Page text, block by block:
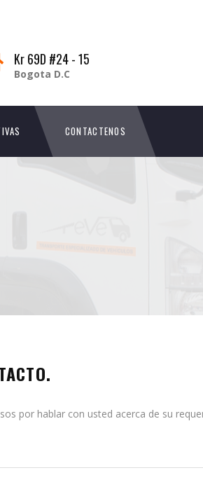
Kr 69D #24 - 15
Bogota D.C
CONTACTENOS
por hablar con usted acerca de su